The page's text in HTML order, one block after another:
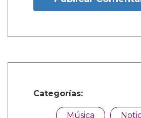
Categorías:
Música